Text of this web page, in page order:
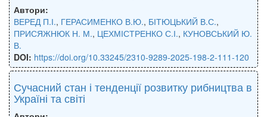
Автори:
ВЕРЕД П.І., ГЕРАСИМЕНКО В.Ю., БІТЮЦЬКИЙ В.С.,
ПРИСЯЖНЮК Н. М., ЦЕХМІСТРЕНКО С.І., КУНОВСЬКИЙ Ю.
В.
DOI: https://doi.org/10.33245/2310-9289-2025-198-2-111-120
Сучасний стан і тенденції розвитку рибництва в
Україні та світі